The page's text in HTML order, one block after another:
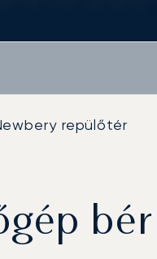
repülőtér